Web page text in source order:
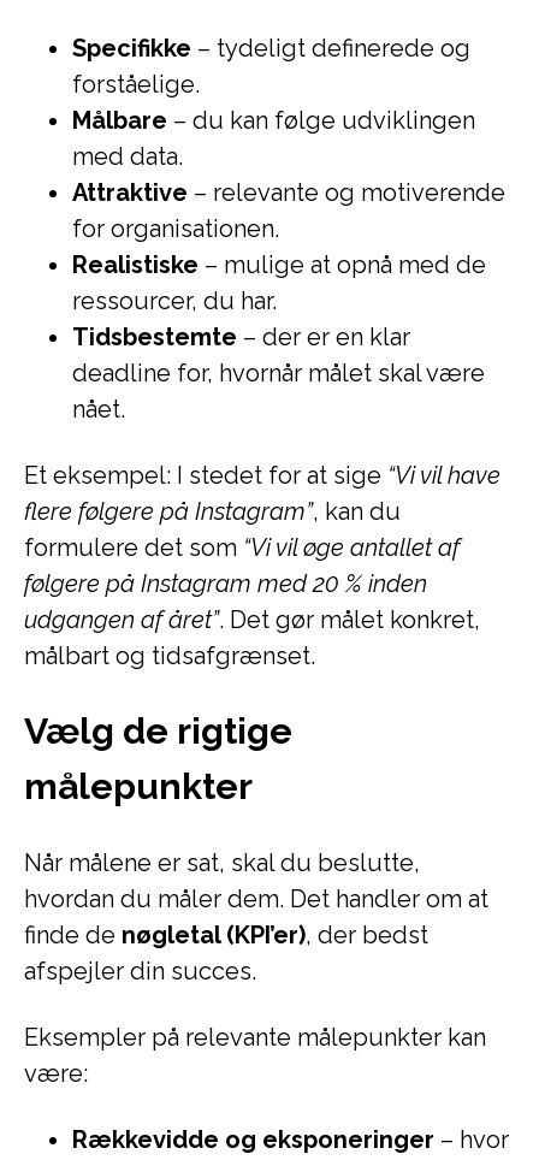
Specifikke – tydeligt definerede og
forståelige.
Målbare – du kan følge udviklingen
med data.
Attraktive – relevante og motiverende
for organisationen.
Realistiske – mulige at opnå med de
ressourcer, du har.
Tidsbestemte – der er en klar
deadline for, hvornår målet skal være
nået.
Et eksempel: I stedet for at sige “Vi vil have
flere følgere på Instagram”, kan du
formulere det som “Vi vil øge antallet af
følgere på Instagram med 20 % inden
udgangen af året”. Det gør målet konkret,
målbart og tidsafgrænset.
Vælg de rigtige
målepunkter
Når målene er sat, skal du beslutte,
hvordan du måler dem. Det handler om at
finde de nøgletal (KPI’er), der bedst
afspejler din succes.
Eksempler på relevante målepunkter kan
være:
Rækkevidde og eksponeringer – hvor